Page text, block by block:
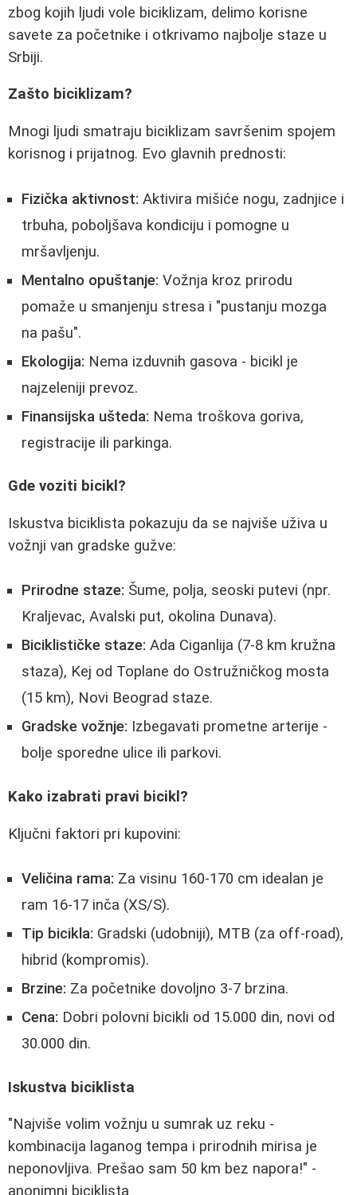
zbog kojih ljudi vole biciklizam, delimo korisne
savete za početnike i otkrivamo najbolje staze u
Srbiji.
Zašto biciklizam?
Mnogi ljudi smatraju biciklizam savršenim spojem
korisnog i prijatnog. Evo glavnih prednosti:
Fizička aktivnost: Aktivira mišiće nogu, zadnjice i
trbuha, poboljšava kondiciju i pomogne u
mršavljenju.
Mentalno opuštanje: Vožnja kroz prirodu
pomaže u smanjenju stresa i "pustanju mozga
na pašu".
Ekologija: Nema izduvnih gasova - bicikl je
najzeleniji prevoz.
Finansijska ušteda: Nema troškova goriva,
registracije ili parkinga.
Gde voziti bicikl?
Iskustva biciklista pokazuju da se najviše uživa u
vožnji van gradske gužve:
Prirodne staze: Šume, polja, seoski putevi (npr.
Kraljevac, Avalski put, okolina Dunava).
Biciklističke staze: Ada Ciganlija (7-8 km kružna
staza), Kej od Toplane do Ostružničkog mosta
(15 km), Novi Beograd staze.
Gradske vožnje: Izbegavati prometne arterije -
bolje sporedne ulice ili parkovi.
Kako izabrati pravi bicikl?
Ključni faktori pri kupovini:
Veličina rama: Za visinu 160-170 cm idealan je
ram 16-17 inča (XS/S).
Tip bicikla: Gradski (udobniji), MTB (za off-road),
hibrid (kompromis).
Brzine: Za početnike dovoljno 3-7 brzina.
Cena: Dobri polovni bicikli od 15.000 din, novi od
30.000 din.
Iskustva biciklista
"Najviše volim vožnju u sumrak uz reku -
kombinacija laganog tempa i prirodnih mirisa je
neponovljiva. Prešao sam 50 km bez napora!" -
anonimni biciklista